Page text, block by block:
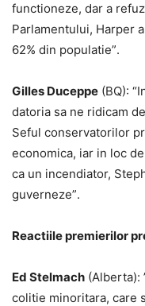
functioneze, dar a
Parlamentului, Harper
62% din populatie”.
Gilles Duceppe (BQ):
datoria sa ne ridicam
Seful conservatorilor
economica, iar in loc
ca un incendiator,
guverneze”.
Reactiile premierilor
Ed Stelmach (Alberta):
colitie minoritara, care